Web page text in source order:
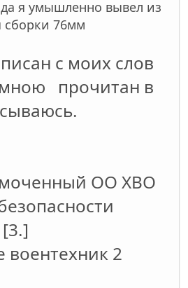
я умышленно вывел из
сборки 76мм
с моих слов
прочитан в
ОО ХВО
[3.]
воентехник 2